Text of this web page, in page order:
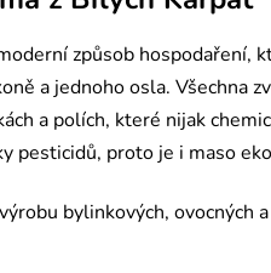
způsob hospodaření,
a jednoho osla.
a polích, které nijak
pesticidů, proto je i maso
bylinkových,